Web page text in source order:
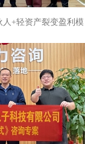
人+轻资产裂变盈利模